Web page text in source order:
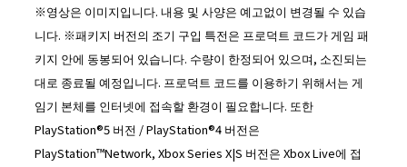
※영상은 이미지입니다. 내용 및 사양은 예고없이 변경될 수 있습
니다. ※패키지 버전의 조기 구입 특전은 프로덕트 코드가 게임 패
키지 안에 동봉되어 있습니다. 수량이 한정되어 있으며, 소진되는
대로 종료될 예정입니다. 프로덕트 코드를 이용하기 위해서는 게
임기 본체를 인터넷에 접속할 환경이 필요합니다. 또한
PlayStation®5 버전 / PlayStation®4 버전은
PlayStation™Network, Xbox Series X|S 버전은 Xbox Live에 접